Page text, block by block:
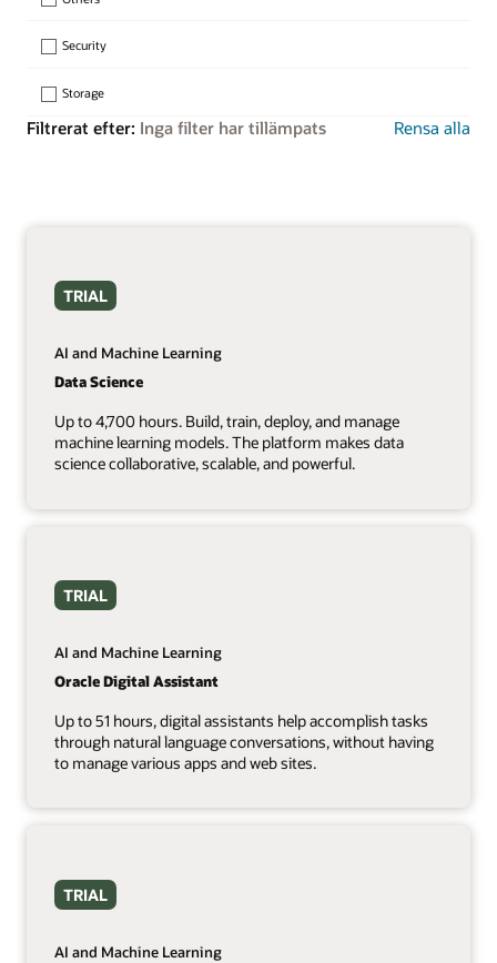
Security
Storage
Filtrerat efter: Inga filter har tillämpats Rensa alla
TRIAL
AI and Machine Learning
Data Science
Up to 4,700 hours. Build, train, deploy, and manage
machine learning models. The platform makes data
science collaborative, scalable, and powerful.
TRIAL
AI and Machine Learning
Oracle Digital Assistant
Up to 51 hours, digital assistants help accomplish tasks
through natural language conversations, without having
to manage various apps and web sites.
TRIAL
AI and Machine Learning